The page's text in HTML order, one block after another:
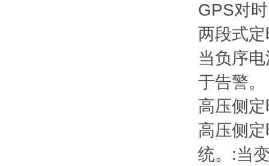
GPS对
两段式
当负序
于告警。
高压侧
高压侧
统。:当